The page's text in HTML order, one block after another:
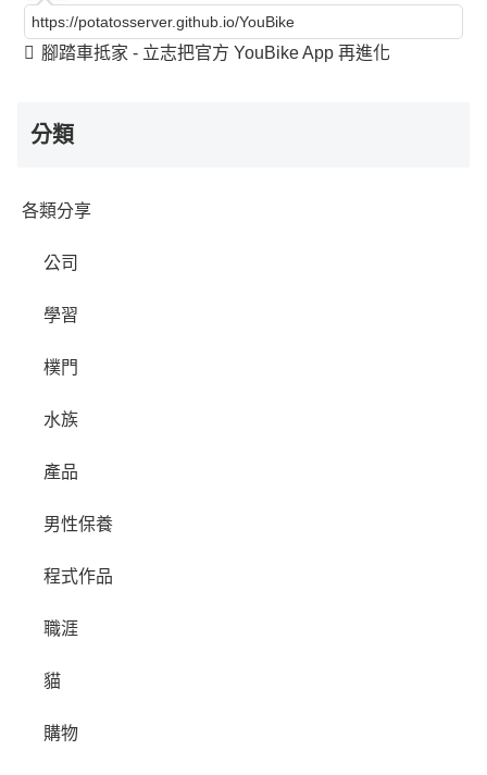
https://potatosserver.github.io/YouBike
腳踏車抵家 - 立志把官方 YouBike App 再進化
分類
各類分享
公司
學習
樸門
水族
產品
男性保養
程式作品
職涯
貓
購物